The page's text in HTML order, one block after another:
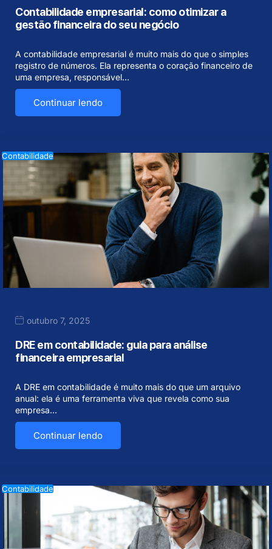
Contabilidade empresarial: como otimizar a
gestão financeira do seu negócio
A contabilidade empresarial é muito mais do que o simples
registro de números. Ela representa o coração financeiro de
uma empresa, responsável…
Continuar lendo
Contabilidade
outubro 7, 2025
DRE em contabilidade: guia para análise
financeira empresarial
A DRE em contabilidade é muito mais do que um arquivo
anual: ela é uma ferramenta viva que revela como sua
empresa…
Continuar lendo
Contabilidade